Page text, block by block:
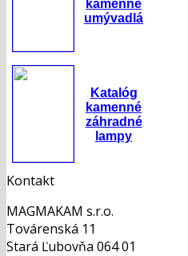
kamenné
umývadlá
Katalóg
kamenné
záhradné
lampy
Kontakt
MAGMAKAM s.r.o.
Továrenská 11
Stará Ľubovňa 064 01